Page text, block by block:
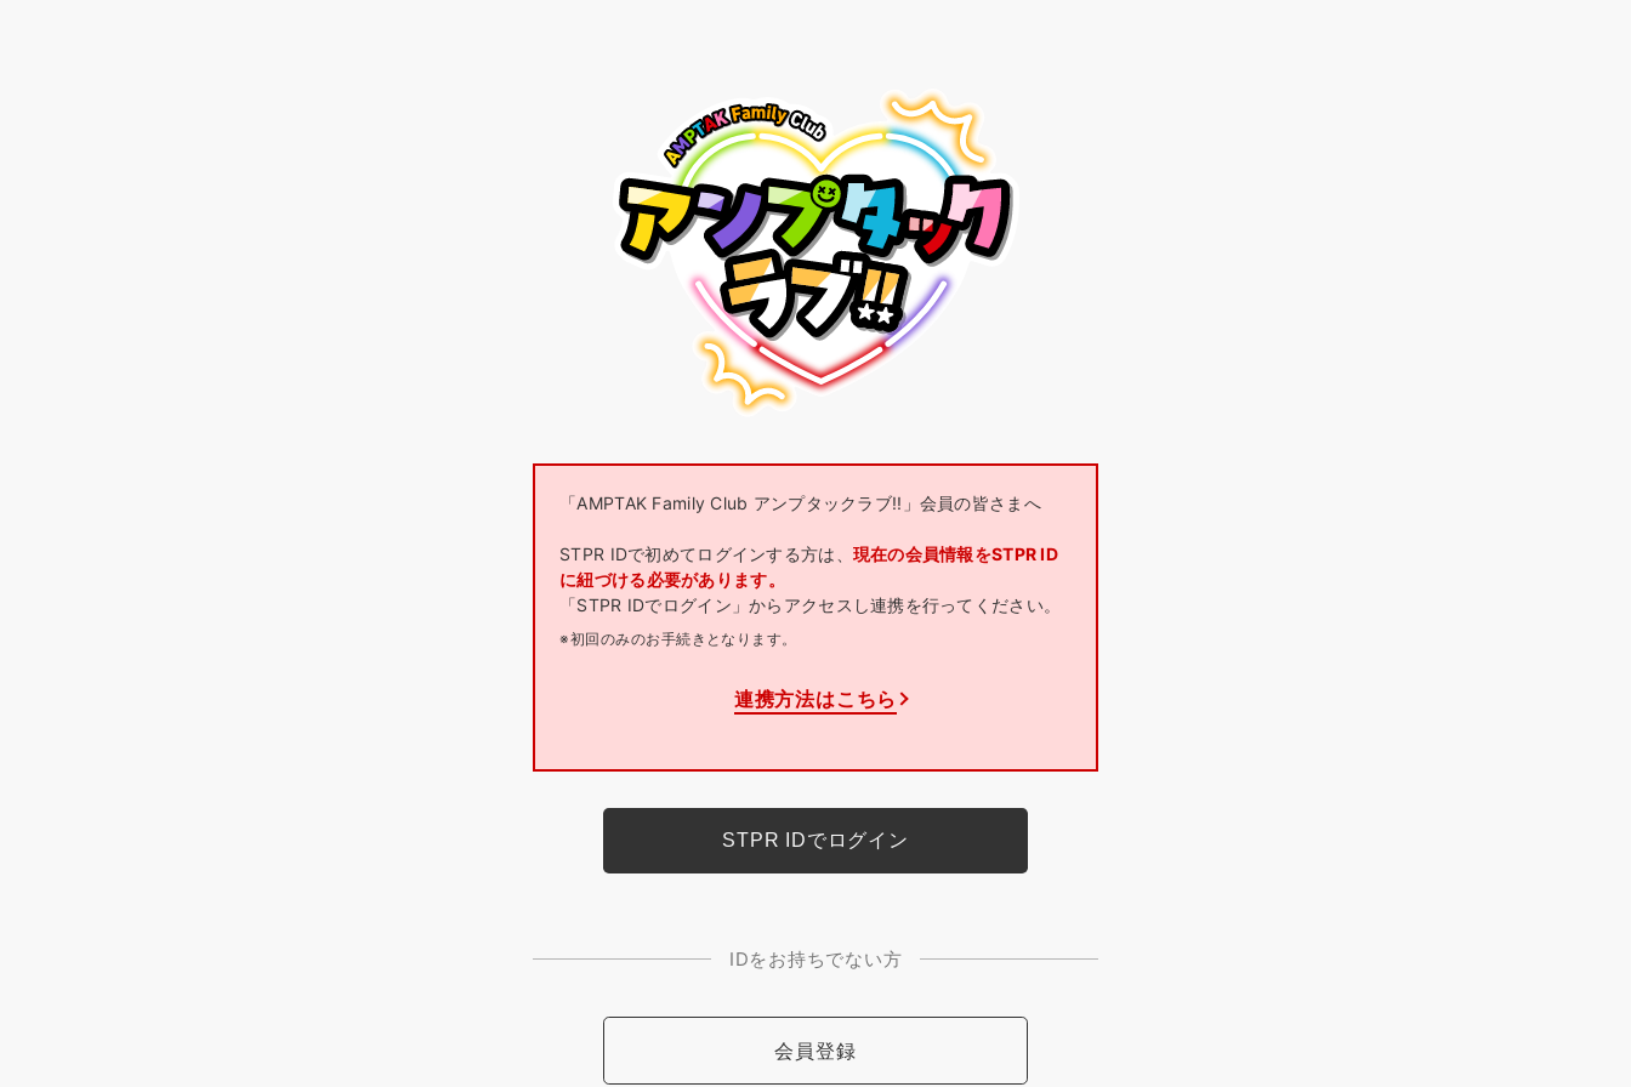
「AMPTAK Family Club アンプタックラブ!!」会員の皆さまへ
STPR IDで初めてログインする方は、 現在の会員情報をSTPR ID
に紐づける必要があります。
「STPR IDでログイン」からアクセスし連携を行ってください。
※初回のみのお手続きとなります。
連携方法はこちら
IDをお持ちでない方
会員登録